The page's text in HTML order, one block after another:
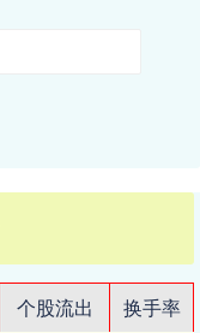
个股流出
换手率